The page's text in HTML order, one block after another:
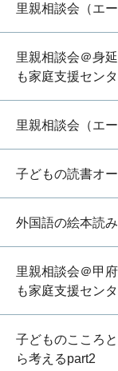
里親相談会（エ
里親相談会＠身
も家庭支援セン
里親相談会（エ
子どもの読書オ
外国語の絵本読
里親相談会＠甲
も家庭支援セン
子どものこころ
ら考えるpart2